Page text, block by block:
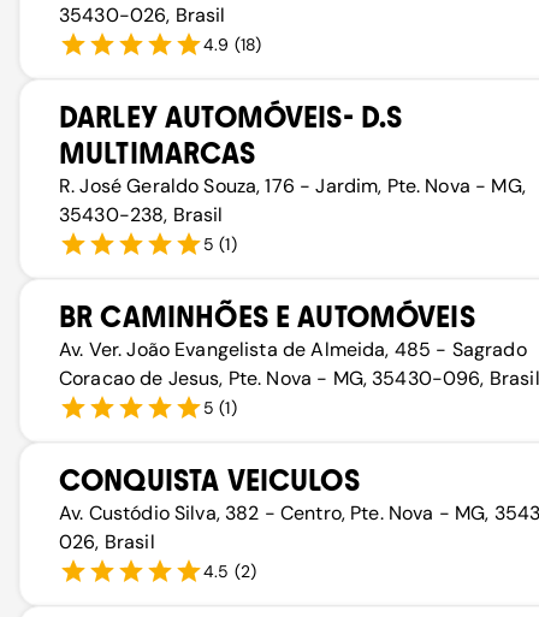
35430-026, Brasil
4.9 (18)
DARLEY AUTOMÓVEIS- D.S
MULTIMARCAS
R. José Geraldo Souza, 176 - Jardim, Pte. Nova - MG,
35430-238, Brasil
5 (1)
BR CAMINHÕES E AUTOMÓVEIS
Av. Ver. João Evangelista de Almeida, 485 - Sagrado
Coracao de Jesus, Pte. Nova - MG, 35430-096, Brasil
5 (1)
CONQUISTA VEICULOS
Av. Custódio Silva, 382 - Centro, Pte. Nova - MG,
026, Brasil
4.5 (2)